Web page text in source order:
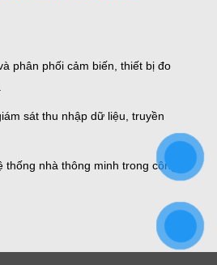
phân phối cảm biến, thiết bị đo
sát thu nhập dữ liệu, truyền
nhà thông minh trong công